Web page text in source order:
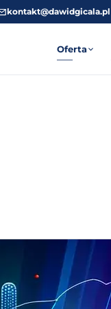
kontakt@dawidgicala.pl
Oferta